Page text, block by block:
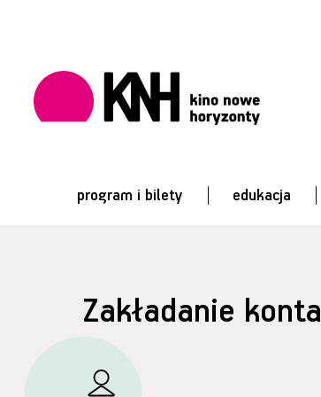
program i bilety edukacja
Zakładanie konta